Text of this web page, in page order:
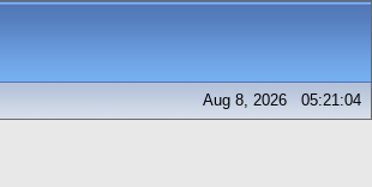
Aug 8, 2026 05:21:04